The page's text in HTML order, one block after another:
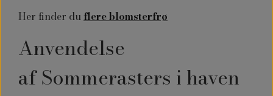
Her finder du flere blomsterfrø
Anvendelse
afSommerasters i haven